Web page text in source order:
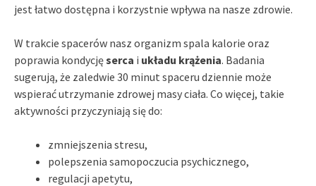
jest łatwo dostępna i korzystnie wpływa na nasze zdrowie.
W trakcie spacerów nasz organizm spala kalorie oraz
poprawia kondycjęserca i układu krążenia. Badania
sugerują, że zaledwie 30 minut spaceru dziennie może
wspierać utrzymanie zdrowej masy ciała. Co więcej, takie
aktywności przyczyniają się do:
zmniejszenia stresu,
polepszenia samopoczucia psychicznego,
regulacji apetytu,